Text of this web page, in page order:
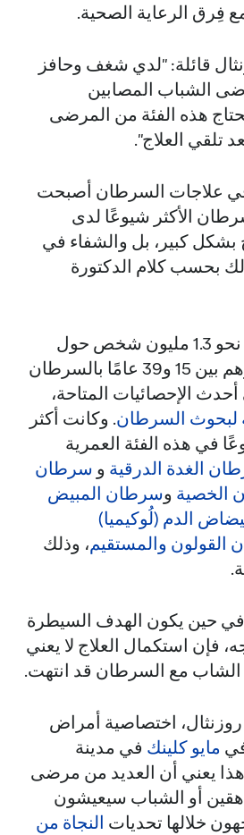
فِرق الرعاية الصحية.
قائلة: "لدي شغف وحافز
الشباب المصابين
هذه الفئة من المرضى
تلقي العلاج".
علاجات السرطان أصبحت
الأكثر شيوعًا لدى
بشكل كبير، بل والشفاء في
بحسب كلام الدكتورة
وقد شُخِّصت إصابة نحو 1.3 مليون شخص حول
العالم تتراوح أعمارهم بين 15 و39 عامًا بالسرطان
وهي أحدث الإحصائيات المتاحة،
لبحوث السرطان. وكانت أكثر
في هذه الفئة العمرية
الغدة الدرقية و سرطان
الخصية وسرطان المبيض
الدم (لُوكيميا)
القولون والمستقيم، وذلك
في حين يكون الهدف السيطرة
فإن استكمال العلاج لا يعني
الشاب مع السرطان قد انتهت.
اختصاصية أمراض
مايو كلينك في مدينة
يعني أن العديد من مرضى
أو الشباب سيعيشون
خلالها تحديات النجاة من